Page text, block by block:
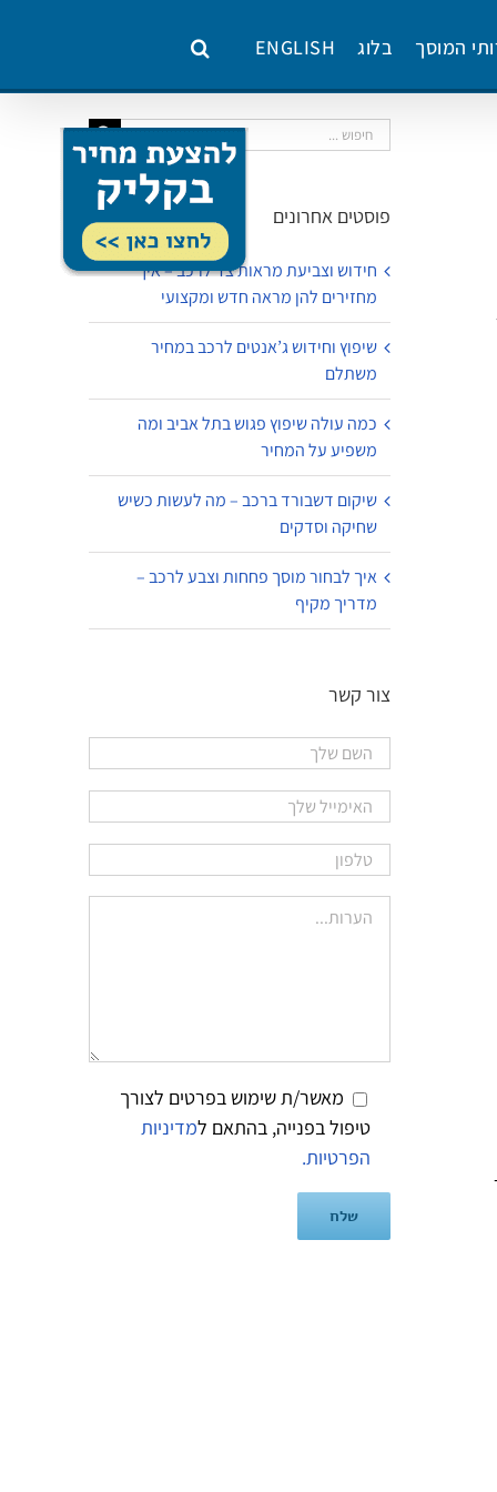
המוסך בלוג ENGLISH
חיפוש...
פוסטים אחרונים
חידוש וצביעת מראות צד לרכב – איך
מחזירים להן מראה חדש ומקצועי
שיפוץ וחידוש ג’אנטים לרכב במחיר
משתלם
כמה עולה שיפוץ פגוש בתל אביב ומה
משפיע על המחיר
שיקום דשבורד ברכב – מה לעשות כשיש
שחיקה וסדקים
איך לבחור מוסך פחחות וצבע לרכב –
מדריך מקיף
צור קשר
מאשר/ת שימוש בפרטים לצורך
טיפול בפנייה, בהתאם למדיניות
הפרטיות.